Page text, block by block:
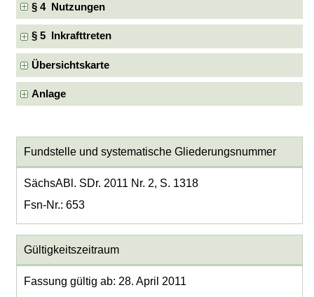
§ 4 Nutzungen
§ 5 Inkrafttreten
Übersichtskarte
Anlage
Fundstelle und systematische Gliederungsnummer
SächsABl. SDr. 2011 Nr. 2, S. 1318
Fsn-Nr.: 653
Gültigkeitszeitraum
Fassung gültig ab: 28. April 2011